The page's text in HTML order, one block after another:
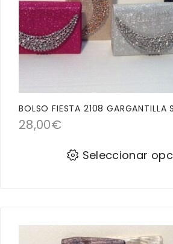
BOLSO FIESTA 2108 GARGANTILLA
28,00€
Seleccionar